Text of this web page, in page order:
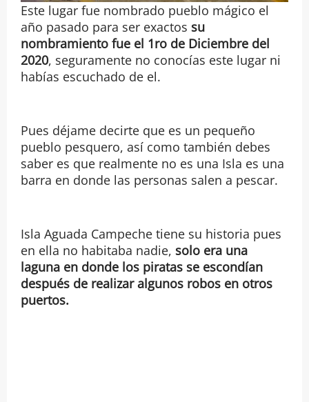
Este lugar fue nombrado pueblo mágico el
año pasado para ser exactos su
nombramiento fue el 1ro de Diciembre del
2020, seguramente no conocías este lugar ni
habías escuchado de el.
Pues déjame decirte que es un pequeño
pueblo pesquero, así como también debes
saber es que realmente no es una Isla es una
barra en donde las personas salen a pescar.
Isla Aguada Campeche tiene su historia pues
en ella no habitaba nadie, solo era una
laguna en donde los piratas se escondían
después de realizar algunos robos en otros
puertos.